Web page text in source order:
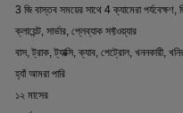
3 জি বাস্তব সময়ের সাথে 4 ক্যামেরা পর্যবেক্ষণ,
ক্লায়েন্ট, সার্ভার, প্লেব্যাক সফ্টওয়্যার
বাস, ট্রাক, ট্যাক্সি, ক্যাব, পেট্রোল, খননকারী,
হ্যাঁ আমরা পারি
১২ মাসের